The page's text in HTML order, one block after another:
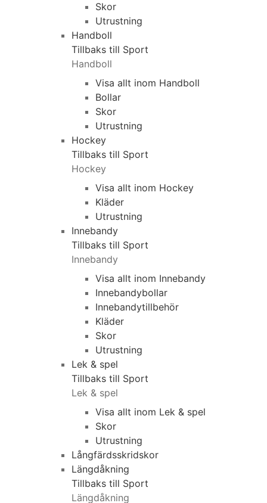
Skor
Utrustning
Handboll
Tillbaks till Sport
Handboll
Visa allt inom Handboll
Bollar
Skor
Utrustning
Hockey
Tillbaks till Sport
Hockey
Visa allt inom Hockey
Kläder
Utrustning
Innebandy
Tillbaks till Sport
Innebandy
Visa allt inom Innebandy
Innebandybollar
Innebandytillbehör
Kläder
Skor
Utrustning
Lek & spel
Tillbaks till Sport
Lek & spel
Visa allt inom Lek & spel
Skor
Utrustning
Långfärdsskridskor
Längdåkning
Tillbaks till Sport
Längdåkning